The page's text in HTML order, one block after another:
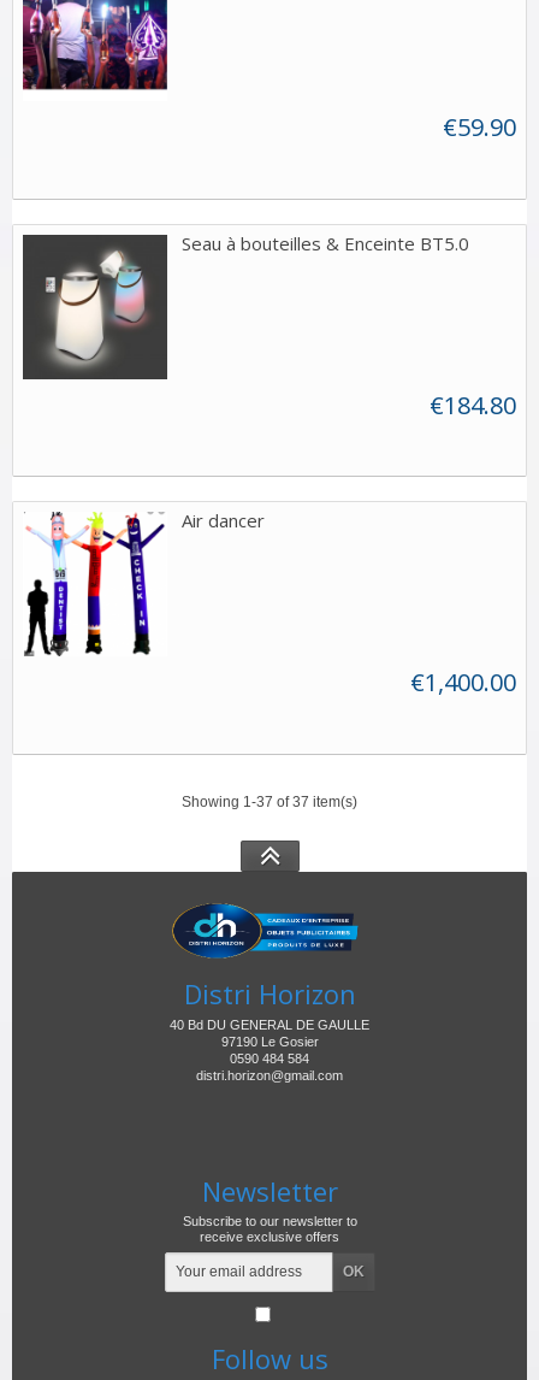
€59.90
Seau à bouteilles & Enceinte BT5.0
€184.80
Air dancer
€1,400.00
Showing 1-37 of 37 item(s)
Distri Horizon
40 Bd DU GENERAL DE GAULLE
97190 Le Gosier
0590 484 584
distri.horizon@gmail.com
Newsletter
Subscribe to our newsletter to
receive exclusive offers
Follow us